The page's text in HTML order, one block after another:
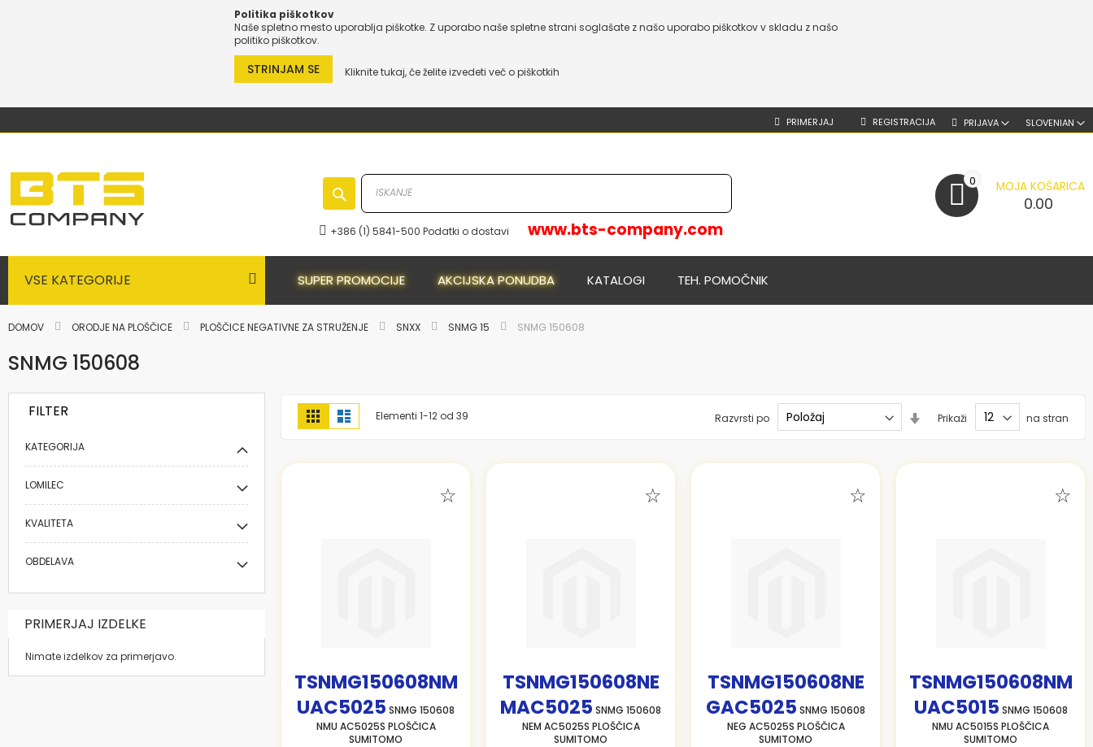
Politika piškotkov
Naše spletno mesto uporablja piškotke. Z uporabo naše spletne strani soglašate z našo uporabo piškotkov v skladu z našo
politiko piškotkov.
Kliknite tukaj, če želite izvedeti več o piškotkih
STRINJAM SE
SLOVENIAN
PRIMERJAJ PRIJAVA
REGISTRACIJA
+386 (1) 5841-500 Podatki o dostavi www.bts-company.com
MOJA KOŠARICA
0.00
0
VSE KATEGORIJE
NOVO
SUPER PROMOCIJE
NOVO
AKCIJSKA PONUDBA KATALOGI TEH. POMOČNIK
DOMOV ORODJE NA PLOŠČICE PLOŠČICE NEGATIVNE ZA STRUŽENJE SNXX SNMG 15 SNMG 150608
SNMG 150608
Prikaži
kot
MrežaSeznamElementi 1-12 od 39 Prikaži na stran
Razvrsti po
Nastavi
TSNMG150608NM
UAC5025 SNMG 150608
NMU AC5025S PLOŠČICA
SUMITOMO
TSNMG150608NE
MAC5025 SNMG 150608
NEM AC5025S PLOŠČICA
SUMITOMO
TSNMG150608NE
GAC5025 SNMG 150608
NEG AC5025S PLOŠČICA
SUMITOMO
TSNMG150608NM
UAC5015 SNMG 150608
NMU AC5015S PLOŠČICA
SUMITOMO
FILTER
KATEGORIJA
LOMILEC
KVALITETA
OBDELAVA
PRIMERJAJ IZDELKE
Nimate izdelkov za primerjavo.